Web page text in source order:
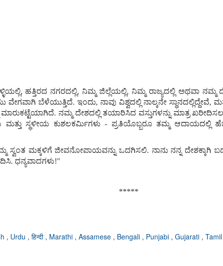
ಹತ್ತಿರದ ನಗರದಲ್ಲಿ, ನಿಮ್ಮ ಜಿಲ್ಲೆಯಲ್ಲಿ, ನಿಮ್ಮ ರಾಜ್ಯದಲ್ಲಿ ಅಥವಾ ನಮ್ಮ
ಬೆಳೆಯುತ್ತಿದೆ. ಇಂದು, ನಾವು ವಿಶ್ವದಲ್ಲಿ ನಾಲ್ಕನೇ ಸ್ಥಾನದಲ್ಲಿದ್ದೇವೆ,
ನಮ್ಮ ದೇಶದಲ್ಲಿ ತಯಾರಿಸಿದ ವಸ್ತುಗಳನ್ನು ಮಾತ್ರ
ಮತ್ತು ಸ್ಥಳೀಯ ಕುಶಲಕರ್ಮಿಗಳು - ಪ್ರತಿಯೊಬ್ಬರೂ ತಮ್ಮ ಆದಾಯದಲ್ಲಿ
ಮಕ್ಕಳಿಗೆ ಜೀವನೋಪಾಯವನ್ನು ಒದಗಿಸಲಿ. ನಾನು ನನ್ನ ದೇಶಕ್ಕಾಗಿ
ಧನ್ಯವಾದಗಳು!"
*****
, Urdu , हिन्दी , Marathi , Assamese , Bengali , Punjabi , Gujarati , Tamil